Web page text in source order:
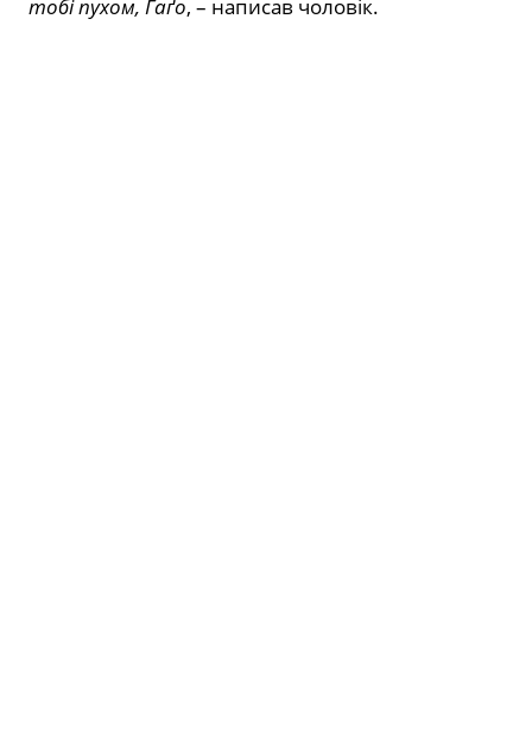
тобі пухом, Ґаґо, – написав чоловік.